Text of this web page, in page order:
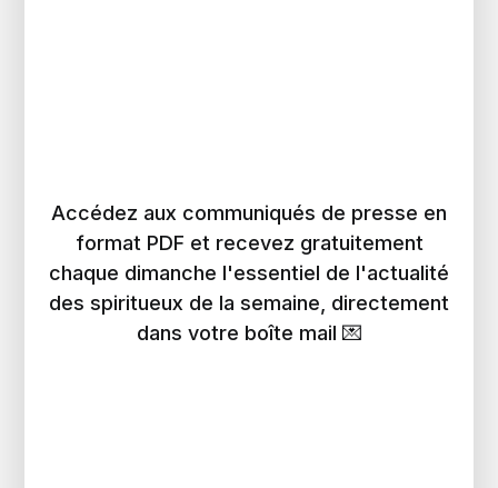
Accédez aux communiqués de presse en
format PDF et recevez gratuitement
chaque dimanche l'essentiel de l'actualité
des spiritueux de la semaine, directement
dans votre boîte mail 💌